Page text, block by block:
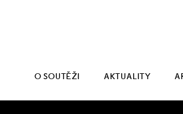
O SOUTĚŽI AKTUALITY